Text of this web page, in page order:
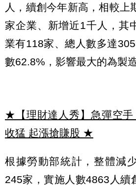
人，續創今年新高，相較上
家企業、新增近1千人，其
業有118家、總人數多達
數62.8%，影響最大的為製
★【理財達人秀】急彈空手
收猛 起漲搶賺股 ★
根據勞動部統計，整體減
245家，實施人數4863人續